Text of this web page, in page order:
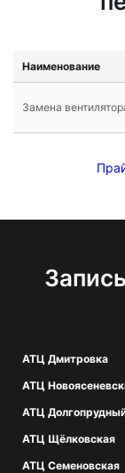
Наименование
Замена
АТЦ Дмитровка
АТЦ
АТЦ
АТЦ Щёлковская
АТЦ Семеновская